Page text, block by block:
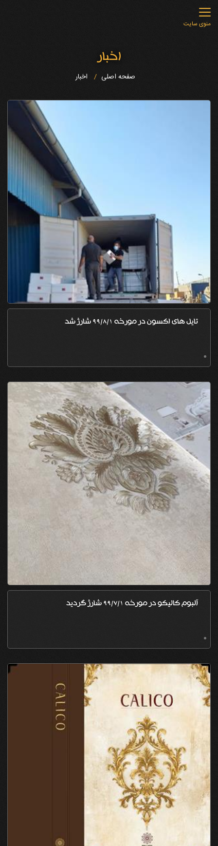
منوی سایت
اخبار
صفحه اصلی
اخبار
تایل های اکسون در مورخه 99/8/1 شارژ شد
آلبوم کالیکو در مورخه 99/7/1 شارژ گردید